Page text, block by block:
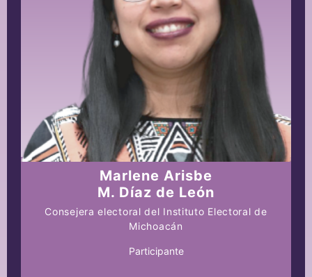
Marlene Arisbe
M. Díaz de León
Consejera electoral del Instituto Electoral de
Michoacán
Participante